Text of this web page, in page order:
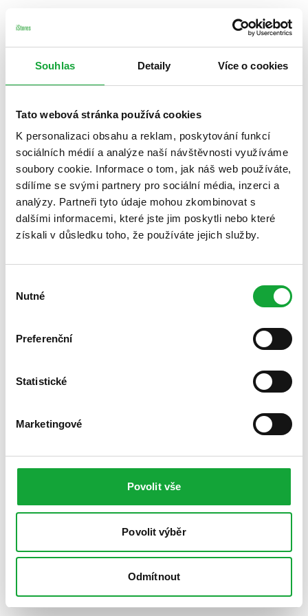
Souhlas Detaily Více o cookies
Tato webová stránka používá cookies
K personalizaci obsahu a reklam, poskytování funkcí
sociálních médií a analýze naší návštěvnosti využíváme
soubory cookie. Informace o tom, jak náš web používáte,
sdílíme se svými partnery pro sociální média, inzerci a
analýzy. Partneři tyto údaje mohou zkombinovat s
dalšími informacemi, které jste jim poskytli nebo které
získali v důsledku toho, že používáte jejich služby.
souhlasu
Nutné
Preferenční
Statistické
Marketingové
Povolit vše
Povolit výběr
Odmítnout